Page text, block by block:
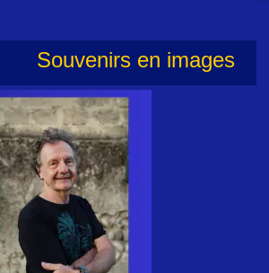
Souvenirs en images
Souvenirs en images